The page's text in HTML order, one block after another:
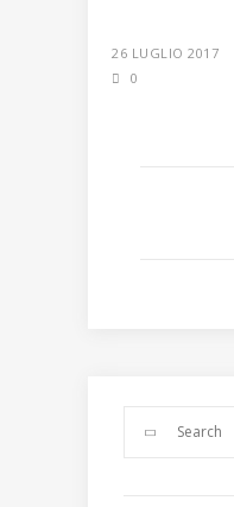
26 LUGLIO 2017
0